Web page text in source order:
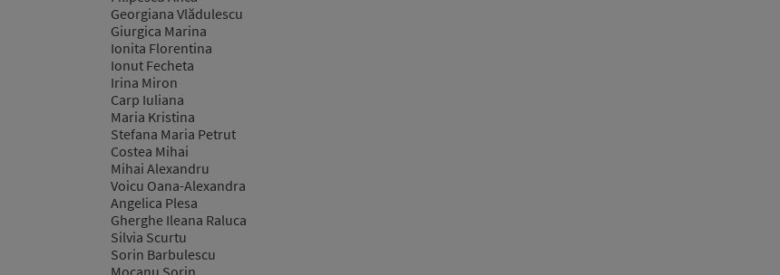
Georgiana Vlădulescu
Giurgica Marina
Ionita Florentina
Ionut Fecheta
Irina Miron
Carp Iuliana
Maria Kristina
Stefana Maria Petrut
Costea Mihai
Mihai Alexandru
Voicu Oana-Alexandra
Angelica Plesa
Gherghe Ileana Raluca
Silvia Scurtu
Sorin Barbulescu
Mocanu Sorin